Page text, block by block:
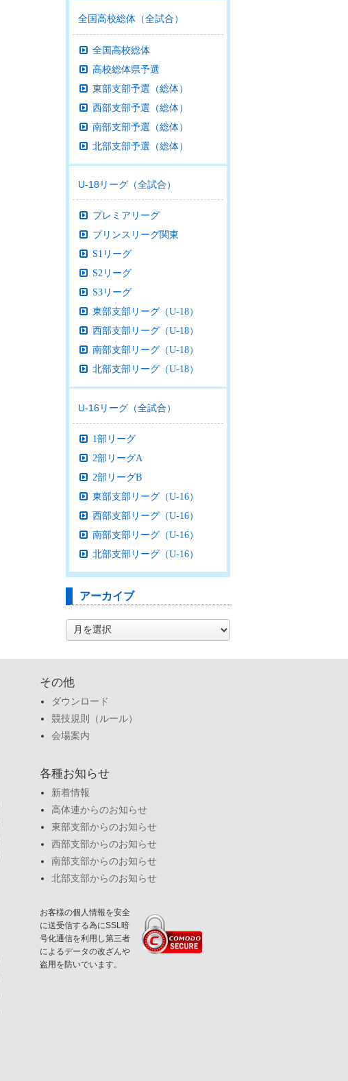
全国高校総体（全試合）
全国高校総体
高校総体県予選
東部支部予選（総体）
西部支部予選（総体）
南部支部予選（総体）
北部支部予選（総体）
U-18リーグ（全試合）
プレミアリーグ
プリンスリーグ関東
S1リーグ
S2リーグ
S3リーグ
東部支部リーグ（U-18）
西部支部リーグ（U-18）
南部支部リーグ（U-18）
北部支部リーグ（U-18）
U-16リーグ（全試合）
1部リーグ
2部リーグA
2部リーグB
東部支部リーグ（U-16）
西部支部リーグ（U-16）
南部支部リーグ（U-16）
北部支部リーグ（U-16）
アーカイブ
ー
ブ
その他
ダウンロード
競技規則（ルール）
会場案内
各種お知らせ
新着情報
高体連からのお知らせ
東部支部からのお知らせ
西部支部からのお知らせ
南部支部からのお知らせ
北部支部からのお知らせ
お客様の個人情報を安全
に送受信する為にSSL暗
号化通信を利用し第三者
によるデータの改ざんや
盗用を防いでいます。